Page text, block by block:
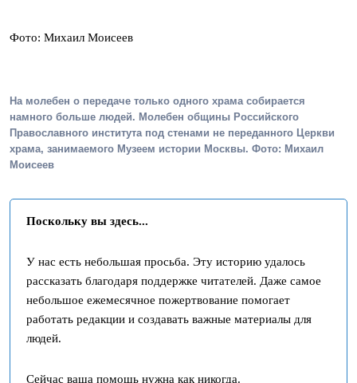
Фото: Михаил Моисеев
На молебен о передаче только одного храма собирается
намного больше людей. Молебен общины Российского
Православного института под стенами не переданного Церкви
храма, занимаемого Музеем истории Москвы. Фото: Михаил
Моисеев
Поскольку вы здесь...
У нас есть небольшая просьба. Эту историю удалось
рассказать благодаря поддержке читателей. Даже самое
небольшое ежемесячное пожертвование помогает
работать редакции и создавать важные материалы для
людей.
Сейчас ваша помощь нужна как никогда.